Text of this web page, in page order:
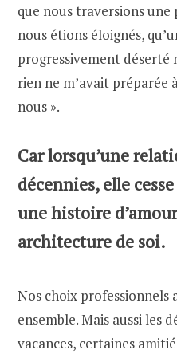
que nous traversions
nous étions éloignés,
progressivement
rien ne m’avait préparée
nous ».
Car lorsqu’une
décennies, elle
une histoire
architecture de soi.
Nos choix professionnels
ensemble. Mais aussi les
vacances, certaines